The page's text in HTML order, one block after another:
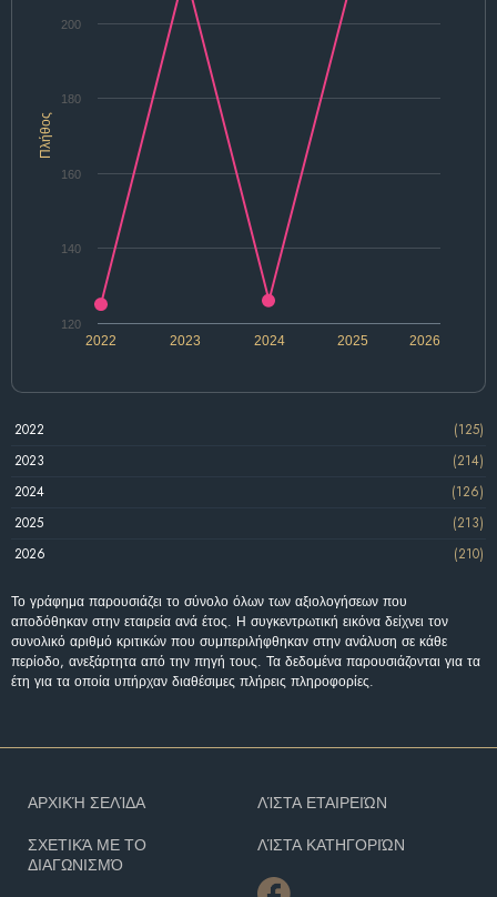
Πλήθος
2025
2022 2023 2024 2026
120
140
160
180
200
2022
(125)
2023
(214)
2024
(126)
2025
(213)
2026
(210)
Το γράφημα παρουσιάζει το σύνολο όλων των αξιολογήσεων που
αποδόθηκαν στην εταιρεία ανά έτος. Η συγκεντρωτική εικόνα δείχνει τον
συνολικό αριθμό κριτικών που συμπεριλήφθηκαν στην ανάλυση σε κάθε
περίοδο, ανεξάρτητα από την πηγή τους. Τα δεδομένα παρουσιάζονται για τα
έτη για τα οποία υπήρχαν διαθέσιμες πλήρεις πληροφορίες.
ΑΡΧΙΚΉ ΣΕΛΊΔΑ
ΣΧΕΤΙΚΆ ΜΕ ΤΟ
ΔΙΑΓΩΝΙΣΜΌ
ΛΊΣΤΑ ΕΤΑΙΡΕΙΏΝ
ΛΊΣΤΑ ΚΑΤΗΓΟΡΙΏΝ